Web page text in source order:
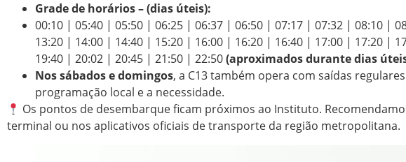
Grade de horários – (dias úteis):
00:10 | 05:40 | 05:50 | 06:25 | 06:37 | 06:50 | 07:17 | 07:32 | 08:10 |
13:20 | 14:00 | 14:40 | 15:20 | 16:00 | 16:20 | 16:40 | 17:00 | 17:20 |
19:40 | 20:02 | 20:45 | 21:50 | 22:50(aproximados durante dias
Nos sábados e domingos, a C13 também opera com saídas
programação local e a necessidade.
Os pontos de desembarque ficam próximos ao Instituto.
terminal ou nos aplicativos oficiais de transporte da região metropolitana.